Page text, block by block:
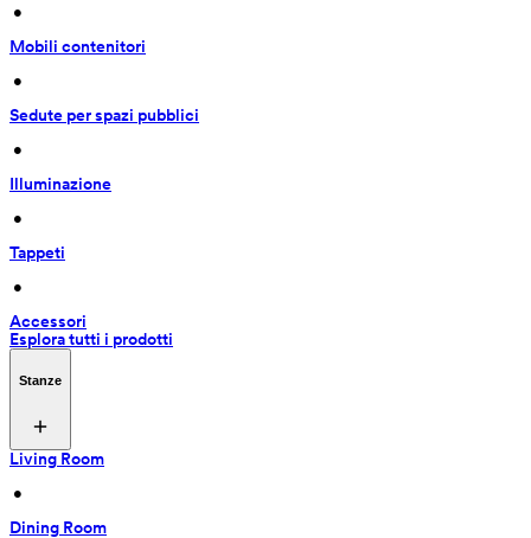
•
Mobili contenitori
•
Sedute per spazi pubblici
•
Illuminazione
•
Tappeti
•
Accessori
Esplora tutti i prodotti
Stanze
Living Room
•
Dining Room